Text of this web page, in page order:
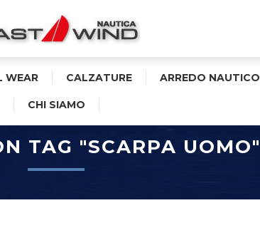
WEAR CALZATURE ARREDO NAUTICO
CHI SIAMO
TAG "SCARPA UOMO"